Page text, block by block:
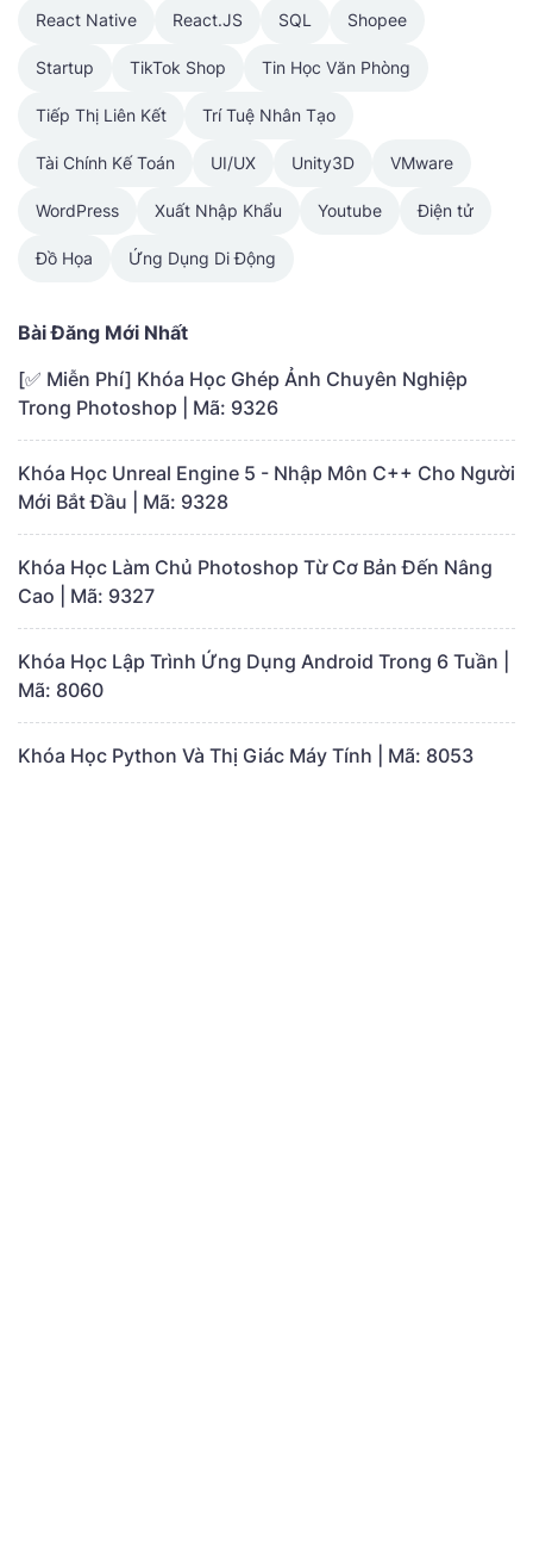
React Native React.JS SQL Shopee
Startup TikTok Shop Tin Học Văn Phòng
Tiếp Thị Liên Kết Trí Tuệ Nhân Tạo
Tài Chính Kế Toán UI/UX Unity3D VMware
WordPress Xuất Nhập Khẩu Youtube Điện tử
Đồ Họa Ứng Dụng Di Động
Bài Đăng Mới Nhất
[✅ Miễn Phí] Khóa Học Ghép Ảnh Chuyên Nghiệp
Trong Photoshop | Mã: 9326
Khóa Học Unreal Engine 5 - Nhập Môn C++ Cho Người
Mới Bắt Đầu | Mã: 9328
Khóa Học Làm Chủ Photoshop Từ Cơ Bản Đến Nâng
Cao | Mã: 9327
Khóa Học Lập Trình Ứng Dụng Android Trong 6 Tuần |
Mã: 8060
Khóa Học Python Và Thị Giác Máy Tính | Mã: 8053